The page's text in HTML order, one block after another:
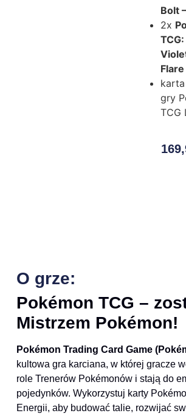
Bolt
2x
gry
TCG
O grze:
Pokémon TCG –
Mistrzem Pokémon!
Pokémon Trading Card Game
kultowa gra karciana, w której gracze
role Trenerów Pokémonów i stają do
pojedynków. Wykorzystuj karty
Energii, aby budować talie, rozwijać